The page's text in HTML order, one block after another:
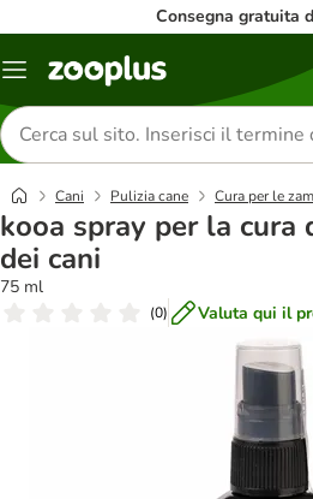
Consegna gratuita
Overview
Cerca
prodotti
Cani Pulizia cane Cura per le
kooa spray per la cura
dei cani
75 ml
(0) Valuta qui il